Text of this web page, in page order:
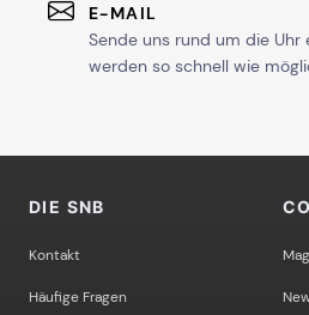
E-MAIL
Sende uns rund um die Uhr
werden so schnell wie
DIE SNB
Kontakt
Häufige Fragen